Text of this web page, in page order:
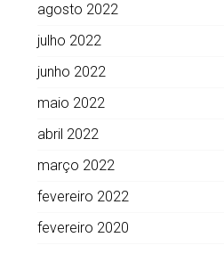
agosto 2022
julho 2022
junho 2022
maio 2022
abril 2022
março 2022
fevereiro 2022
fevereiro 2020